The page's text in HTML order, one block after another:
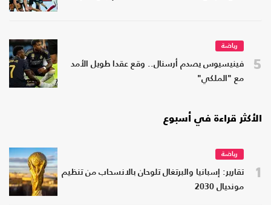
5
رياضة
فينيسيوس يصدم أرسنال.. وقع عقدا طويل الأمد
مع "الملكي"
الأكثر قراءة في أسبوع
1
رياضة
تقارير: إسبانيا والبرتغال تلوحان بالانسحاب من تنظيم
مونديال 2030